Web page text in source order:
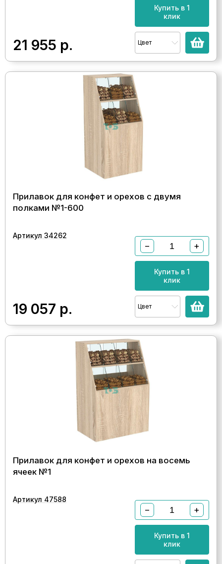
21 955 р.
Купить в 1
клик
Цвет
Прилавок для конфет и орехов с двумя
полками №1-600
Артикул 34262
19 057 р.
− +
Купить в 1
клик
Цвет
Прилавок для конфет и орехов на восемь
ячеек №1
Артикул 47588
− +
Купить в 1
клик